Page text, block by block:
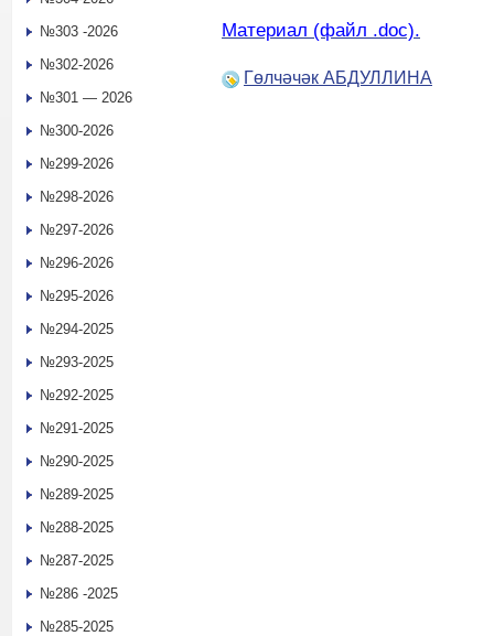
Материал (файл .doc).
Гөлчәчәк АБДУЛЛИНА
№303 -2026
№302-2026
№301 — 2026
№300-2026
№299-2026
№298-2026
№297-2026
№296-2026
№295-2026
№294-2025
№293-2025
№292-2025
№291-2025
№290-2025
№289-2025
№288-2025
№287-2025
№286 -2025
№285-2025